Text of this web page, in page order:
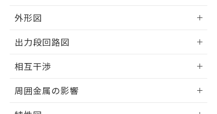
外形図
外形図
出力段回路図
出力段回路図
相互干渉
相互干渉
周囲金属の影響
品・サービスに関するお客様との取
※当社の共同利用者とは、
の共同利用に関して"
用者の範囲」に記載されている法人を
とができます。
EU RoHS指令（10物質）の非含有証明書
51物質の非含有証明書（当社基準）
※本証明書は発行日時点で非含有を証明す
るもので、過去に遡って非含有を証明する
ものではありません。
物質の対応では、対応完了までの期間は出
荷製品に未対応品が混在することから備考